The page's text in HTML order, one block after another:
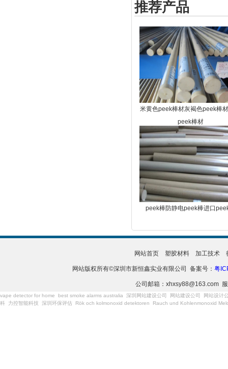
推荐产品
米黄色peek棒材灰褐色peek棒
peek棒材
peek棒防静电peek棒进口
网站首页 塑胶材料 加工技术
网站版权所有©深圳市新恒鑫实业有限公司 备案号： 粤
公司邮箱：xhxsy88@163.com
vape detector for home best smoke alarms australia 深圳网站建设公司 网站建设公司
网站设计
科
力控智能科技 深圳环保评估 Rök och kolmonoxid detektoren Rauch und Kohlenmonoxid